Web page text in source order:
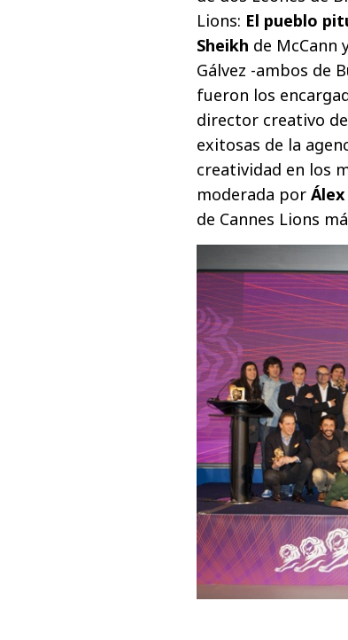
Lions: El pueblo
Sheikh de McCann
Gálvez -ambos de
fueron los
director creativo
exitosas de la
creatividad en los
moderada por
de Cannes Lions